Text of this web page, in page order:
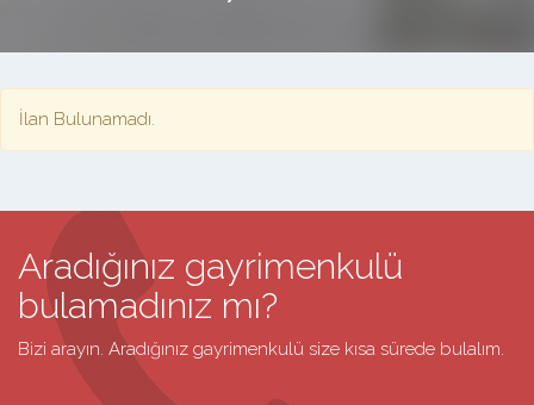
İlan Bulunamadı.
Aradığınız gayrimenkulü
bulamadınız mı?
Bizi arayın. Aradığınız gayrimenkulü size kısa sürede bulalım.